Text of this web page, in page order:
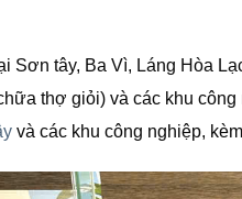
Sơn tây, Ba Vì, Láng Hòa
thợ giỏi) và các khu
và các khu công nghiệp,